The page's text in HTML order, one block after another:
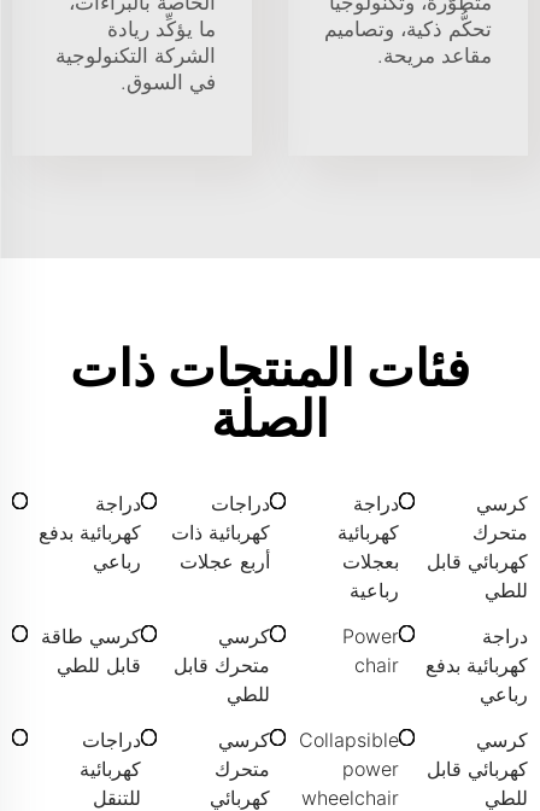
تحكُّم ذكية، وتصاميم
مقاعد مريحة.
ما يؤكِّد ريادة
الشركة التكنولوجية
في السوق.
فئات المنتجات ذات
الصلة
كرسي
متحرك
كهربائي قابل
للطي
دراجة
كهربائية
بعجلات
رباعية
دراجات
كهربائية ذات
أربع عجلات
دراجة
كهربائية بدفع
رباعي
دراجة
كهربائية بدفع
رباعي
Power
chair
كرسي
متحرك قابل
للطي
كرسي طاقة
قابل للطي
كرسي
كهربائي قابل
للطي
Collapsible
power
wheelchair
كرسي
متحرك
كهربائي
دراجات
كهربائية
للتنقل